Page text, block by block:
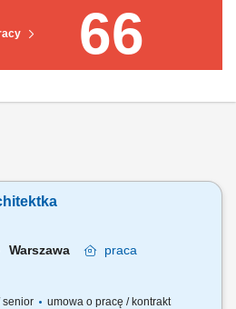
66
Warszawa
praca
senior umowa o pracę / kontrakt